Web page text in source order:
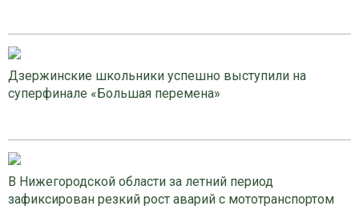
Дзержинские школьники успешно выступили на
суперфинале «Большая перемена»
В Нижегородской области за летний период
зафиксирован резкий рост аварий с мототранспортом